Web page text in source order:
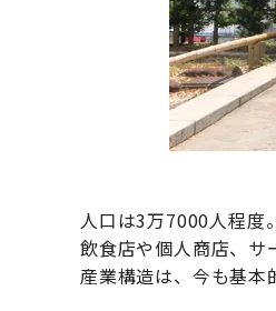
人口は3万7000人程度
飲食店や個人商店、サ
産業構造は、今も基本